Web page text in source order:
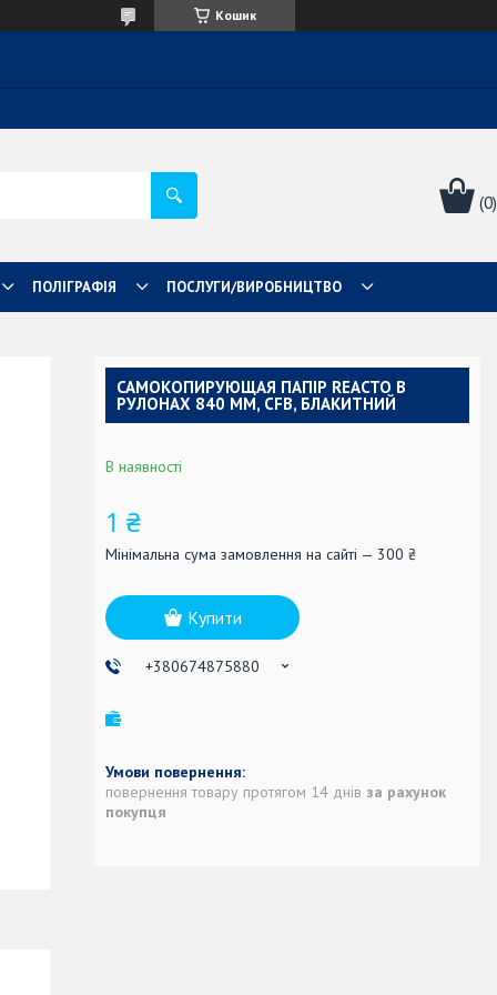
Кошик
ПОЛІГРАФІЯ ПОСЛУГИ/ВИРОБНИЦТВО
САМОКОПИРУЮЩАЯ ПАПІР REACTO В
РУЛОНАХ 840 ММ, CFB, БЛАКИТНИЙ
В наявності
1 ₴
Мінімальна сума замовлення на сайті — 300 ₴
Купити
+380674875880
повернення товару протягом 14 днів за рахунок
покупця